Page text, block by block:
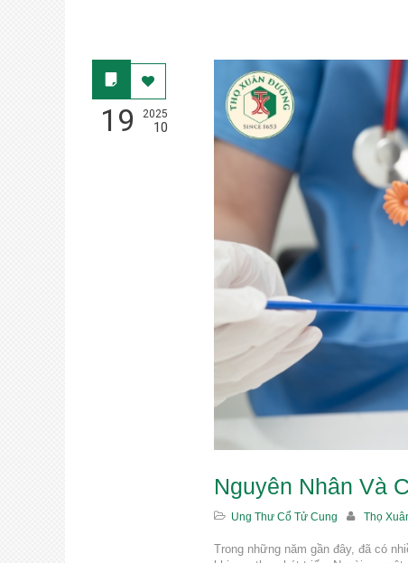
19 2025
10
Nguyên Nhân Và
Ung Thư Cổ Tử Cung Thọ
Trong những năm gần đây, đã có